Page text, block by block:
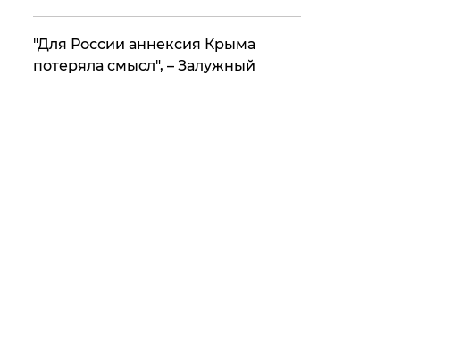
"Для России аннексия Крыма
потеряла смысл", – Залужный